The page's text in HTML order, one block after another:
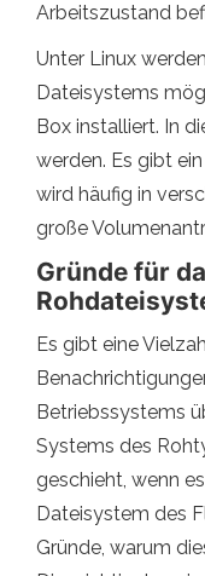
Arbeitszustand
Unter Linux
Dateisystems
Box installiert. In
werden. Es gibt
wird häufig in
große
Gründe für
Es gibt eine
Betriebssystems
Systems des
geschieht, wenn
Dateisystem des
Gründe, warum